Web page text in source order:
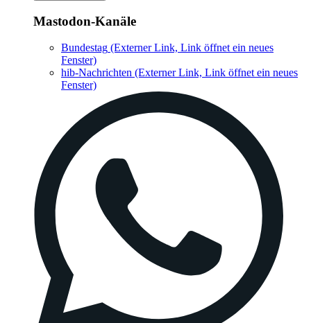
Mastodon-Kanäle
Bundestag (Externer Link, Link öffnet ein neues
Fenster)
hib-Nachrichten (Externer Link, Link öffnet ein neues
Fenster)